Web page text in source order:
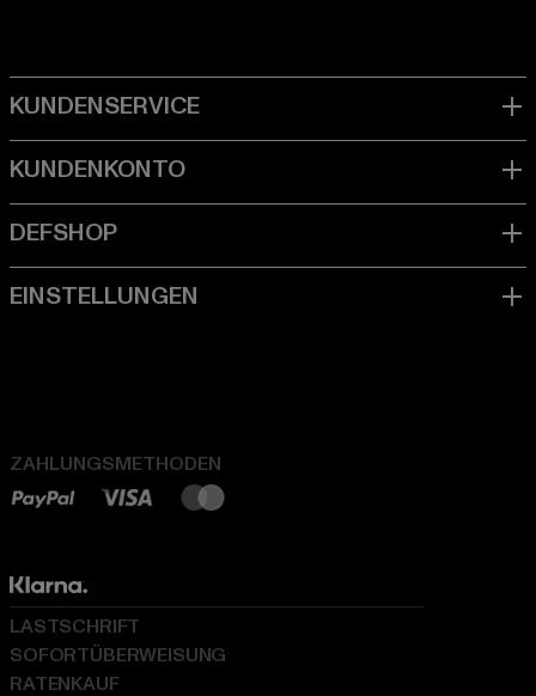
ZAHLUNGSMETHODEN
LASTSCHRIFT
SOFORTÜBERWEISUNG
RATENKAUF